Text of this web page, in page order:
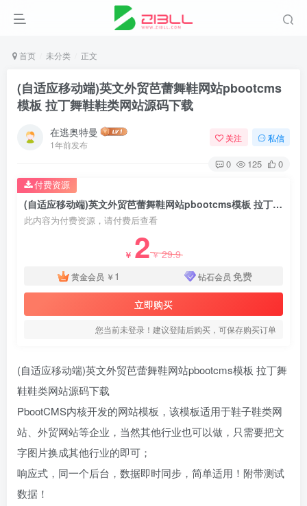
首页 未分类 正文
(自适应移动端)英文外贸芭蕾舞鞋网站pbootcms
模板 拉丁舞鞋鞋类网站源码下载
在逃奥特曼
1年前发布
关注 私信
0 125 0
(自适应移动端)英文外贸芭蕾舞鞋网站pbootcms模板 拉丁舞鞋鞋类网站源码下载
此内容为付费资源，请付费后查看
￥ 2￥29.9
黄金会员 ￥ 1 钻石会员 免费
立即购买
您当前未登录！建议登陆后购买，可保存购买订单
付费资源
(自适应移动端)英文外贸芭蕾舞鞋网站pbootcms模板 拉丁舞
鞋鞋类网站源码下载
PbootCMS内核开发的网站模板，该模板适用于鞋子鞋类网
站、外贸网站等企业，当然其他行业也可以做，只需要把文
字图片换成其他行业的即可；
响应式，同一个后台，数据即时同步，简单适用！附带测试
数据！